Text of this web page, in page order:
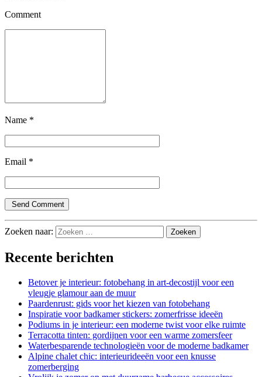
Comment
Name *
Email *
Zoeken naar:
Recente berichten
Betover je interieur: fotobehang in art-decostijl voor een
vleugje glamour aan de muur
Paardenrust: gids voor het kiezen van fotobehang
Inspiratie voor badkamer stickers: zomerfrisse ideeën
Podiums in je interieur: een moderne twist voor elke ruimte
Terracotta tinten: gordijnen voor een warme zomersfeer
Waterbesparende technologieën voor de moderne badkamer
Alpine chalet chic: interieurideeën voor een knusse
zomerberging